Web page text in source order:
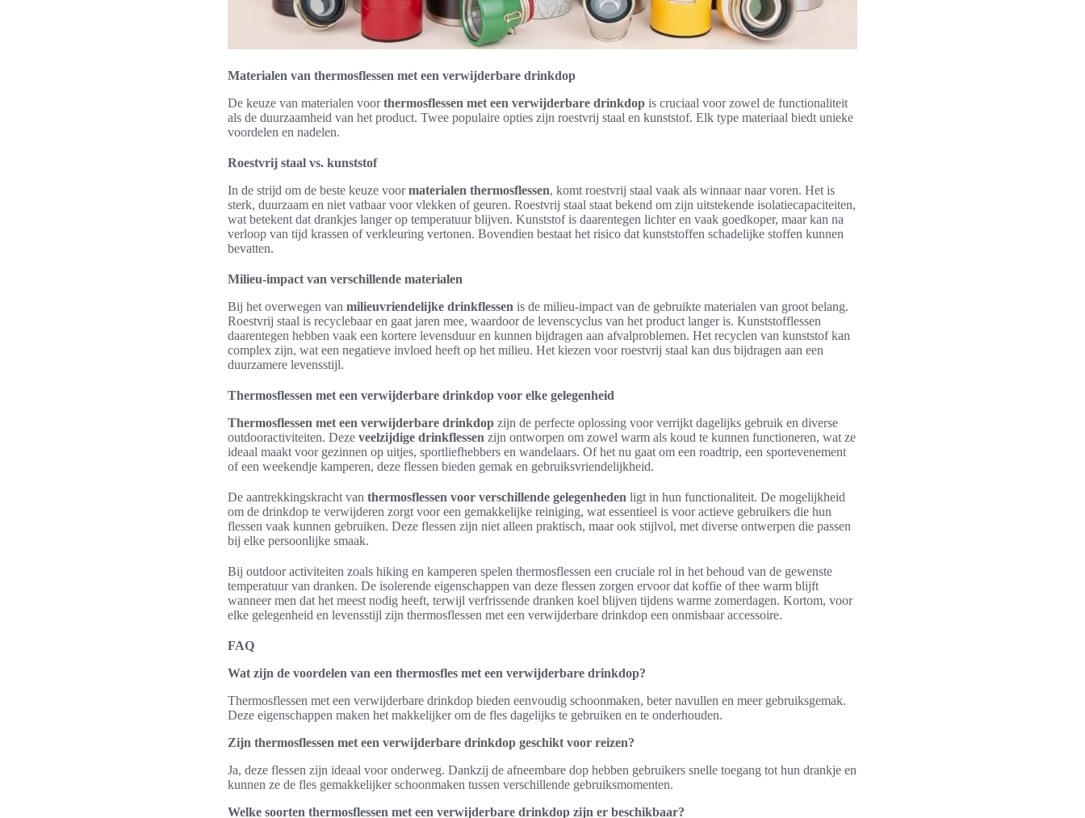
Materialen van thermosflessen met een verwijderbare drinkdop
De keuze van materialen voorthermosflessen met een verwijderbare drinkdop is cruciaal voor zowel de functionaliteit
als de duurzaamheid van het product. Twee populaire opties zijn roestvrij staal en kunststof. Elk type materiaal biedt unieke
voordelen en nadelen.
Roestvrij staal vs. kunststof
In de strijd om de beste keuze voormaterialen thermosflessen, komt roestvrij staal vaak als winnaar naar voren. Het is
sterk, duurzaam en niet vatbaar voor vlekken of geuren. Roestvrij staal staat bekend om zijn uitstekende isolatiecapaciteiten,
wat betekent dat drankjes langer op temperatuur blijven. Kunststof is daarentegen lichter en vaak goedkoper, maar kan na
verloop van tijd krassen of verkleuring vertonen. Bovendien bestaat het risico dat kunststoffen schadelijke stoffen kunnen
bevatten.
Milieu-impact van verschillende materialen
Bij het overwegen van milieuvriendelijke drinkflessen is de milieu-impact van de gebruikte materialen van groot belang.
Roestvrij staal is recyclebaar en gaat jaren mee, waardoor de levenscyclus van het product langer is. Kunststofflessen
daarentegen hebben vaak een kortere levensduur en kunnen bijdragen aan afvalproblemen. Het recyclen van kunststof kan
complex zijn, wat een negatieve invloed heeft op het milieu. Het kiezen voor roestvrij staal kan dus bijdragen aan een
duurzamere levensstijl.
Thermosflessen met een verwijderbare drinkdop voor elke gelegenheid
Thermosflessen met een verwijderbare drinkdop zijn de perfecte oplossing voor verrijkt dagelijks gebruik en diverse
outdooractiviteiten. Deze veelzijdige drinkflessen zijn ontworpen om zowel warm als koud te kunnen functioneren, wat ze
ideaal maakt voor gezinnen op uitjes, sportliefhebbers en wandelaars. Of het nu gaat om een roadtrip, een sportevenement
of een weekendje kamperen, deze flessen bieden gemak en gebruiksvriendelijkheid.
De aantrekkingskracht van thermosflessen voor verschillende gelegenheden ligt in hun functionaliteit. De mogelijkheid
om de drinkdop te verwijderen zorgt voor een gemakkelijke reiniging, wat essentieel is voor actieve gebruikers die hun
flessen vaak kunnen gebruiken. Deze flessen zijn niet alleen praktisch, maar ook stijlvol, met diverse ontwerpen die passen
bij elke persoonlijke smaak.
Bij outdoor activiteiten zoals hiking en kamperen spelen thermosflessen een cruciale rol in het behoud van de gewenste
temperatuur van dranken. De isolerende eigenschappen van deze flessen zorgen ervoor dat koffie of thee warm blijft
wanneer men dat het meest nodig heeft, terwijl verfrissende dranken koel blijven tijdens warme zomerdagen. Kortom, voor
elke gelegenheid en levensstijl zijn thermosflessen met een verwijderbare drinkdop een onmisbaar accessoire.
FAQ
Wat zijn de voordelen van een thermosfles met een verwijderbare drinkdop?
Thermosflessen met een verwijderbare drinkdop bieden eenvoudig schoonmaken, beter navullen en meer gebruiksgemak.
Deze eigenschappen maken het makkelijker om de fles dagelijks te gebruiken en te onderhouden.
Zijn thermosflessen met een verwijderbare drinkdop geschikt voor reizen?
Ja, deze flessen zijn ideaal voor onderweg. Dankzij de afneembare dop hebben gebruikers snelle toegang tot hun drankje en
kunnen ze de fles gemakkelijker schoonmaken tussen verschillende gebruiksmomenten.
Welke soorten thermosflessen met een verwijderbare drinkdop zijn er beschikbaar?